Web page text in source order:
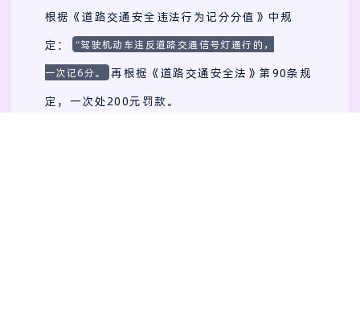
根据《道路交通安全违法行为记分分值》中规
定：
“驾驶机动车违反道路交通信号灯通行的，
一次记6分。
再根据《道路交通安全法》第90条规
定，一次处200元罚款。